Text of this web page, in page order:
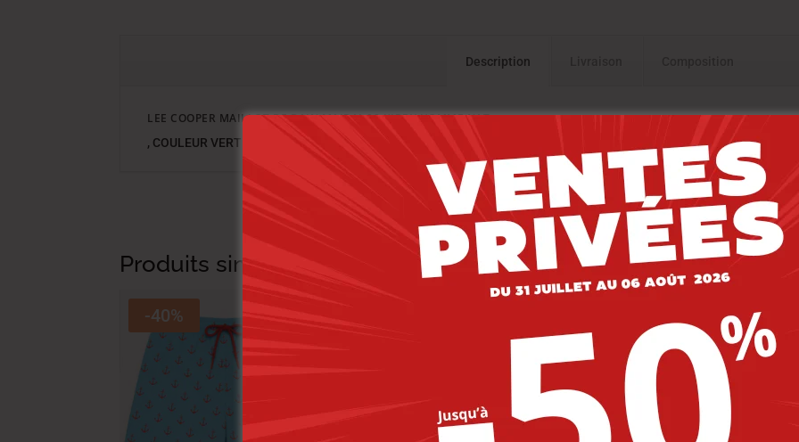
Description
LEE COOPER MAILLOT DE BAIN MAIBAI-08 KIRBY HOMME NAT.
, COULEUR VERT
Produits similaires
-40%